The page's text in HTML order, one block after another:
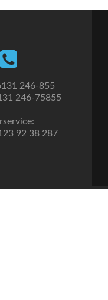
246-855
246-75855
92 38 287